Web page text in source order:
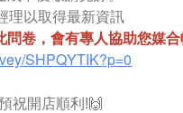
理以取得最新資訊
問卷，會有專人協助您媒
SHPQYTIK?p=0
祝開店順利! 🙌